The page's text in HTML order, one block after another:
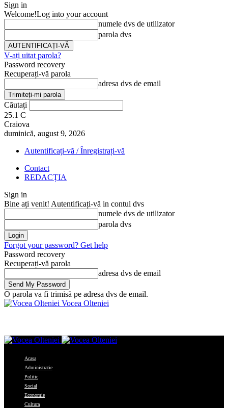
Sign in
Welcome!Log into your account
numele dvs de utilizator
parola dvs
V-ați uitat parola?
Password recovery
Recuperați-vă parola
adresa dvs de email
Căutați
25.1 C
Craiova
duminică, august 9, 2026
Autentificați-vă / Înregistrați-vă
Contact
REDACȚIA
Sign in
Bine ați venit! Autentificați-vă in contul dvs
numele dvs de utilizator
parola dvs
Forgot your password? Get help
Password recovery
Recuperați-vă parola
adresa dvs de email
O parola va fi trimisă pe adresa dvs de email.
Vocea Olteniei
Acasa
Administratie
Politic
Social
Economie
Cultura